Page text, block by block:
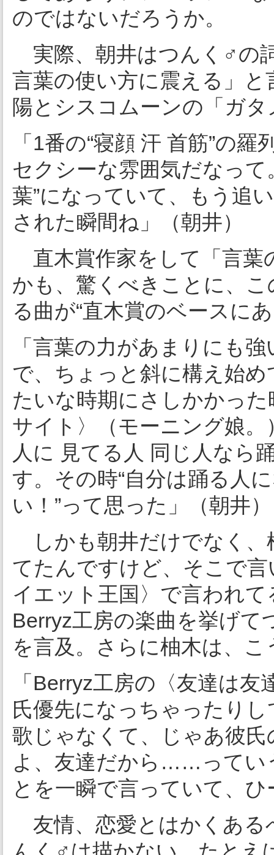
のではないだろうか。
実際、朝井はつんく♂の
言葉の使い方に震える」
陽とシスコムーンの「ガ
「1番の“寝顔 汗 首筋”の
セクシーな雰囲気だなって
葉”になっていて、もう追
された瞬間ね」（朝井）
直木賞作家をして「言
かも、驚くべきことに、
る曲が“直木賞のベースに
「言葉の力があまりにも
で、ちょっと斜に構え始め
たいな時期にさしかかっ
サイト〉（モーニング娘
人に 見てる人 同じ人なら
す。その時“自分は踊る人
い！”って思った」（朝井）
しかも朝井だけでなく、
てたんですけど、そこで
イエット王国〉で言われ
Berryz工房の楽曲を挙げ
を言及。さらに柚木は、
「Berryz工房の〈友達は
氏優先になっちゃったり
歌じゃなくて、じゃあ彼
よ、友達だから……ってい
とを一瞬で言っていて、
友情、恋愛とはかくある